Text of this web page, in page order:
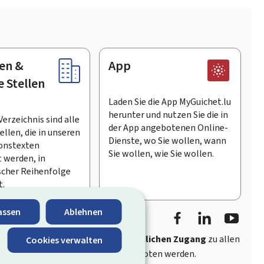
Ablehnen
Cookies verwalten
&
Stellen
sind alle
die in unseren
in
Reihenfolge
App
Laden Sie die App MyGuichet.lu
herunter und nutzen Sie die in
der App angebotenen Online-
Dienste, wo Sie wollen, wann
Sie wollen, wie Sie wollen.
FacebookLinkedIn
schnellen und benutzerfreundlichen Zugang zu allen
Stellen Luxemburgs angeboten werden.